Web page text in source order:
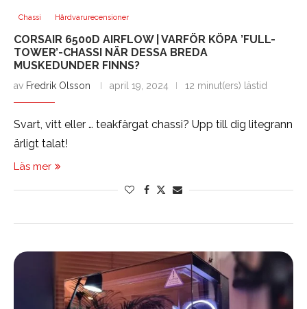
Chassi Hårdvarurecensioner
CORSAIR 6500D AIRFLOW | VARFÖR KÖPA ’FULL-
TOWER’-CHASSI NÄR DESSA BREDA
MUSKEDUNDER FINNS?
av Fredrik Olsson april 19, 2024 12 minut(ers) lästid
Svart, vitt eller … teakfärgat chassi? Upp till dig litegrann
ärligt talat!
Läs mer